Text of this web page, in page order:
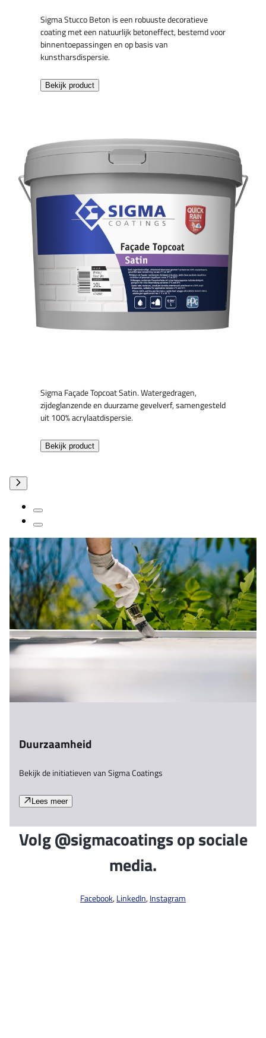
Sigma Stucco Beton is een robuuste decoratieve
coating met een natuurlijk betoneffect, bestemd voor
binnentoepassingen en op basis van
kunstharsdispersie.
Bekijk product
Sigma Façade Topcoat Satin. Watergedragen,
zijdeglanzende en duurzame gevelverf, samengesteld
uit 100% acrylaatdispersie.
Bekijk product
Duurzaamheid
Bekijk de initiatieven van Sigma Coatings
Lees meer
Volg @sigmacoatings op sociale
media.
Facebook,LinkedIn,Instagram